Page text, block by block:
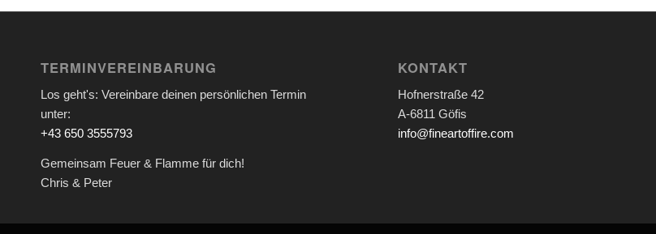
TERMINVEREINBARUNG
Los geht's: Vereinbare deinen persönlichen Termin
unter:
+43 650 3555793
Gemeinsam Feuer & Flamme für dich!
Chris & Peter
KONTAKT
Hofnerstraße 42
A-6811 Göfis
info@fineartoffire.com